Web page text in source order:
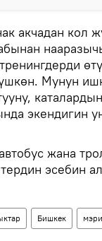
акчадан кол
Мунун
экендигин
жана
эсебин
Бишкек